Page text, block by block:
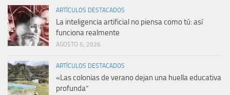
ARTÍCULOS DESTACADOS
La inteligencia artificial no piensa como tú: así
funciona realmente
AGOSTO 5, 2026
ARTÍCULOS DESTACADOS
«Las colonias de verano dejan una huella educativa
profunda”